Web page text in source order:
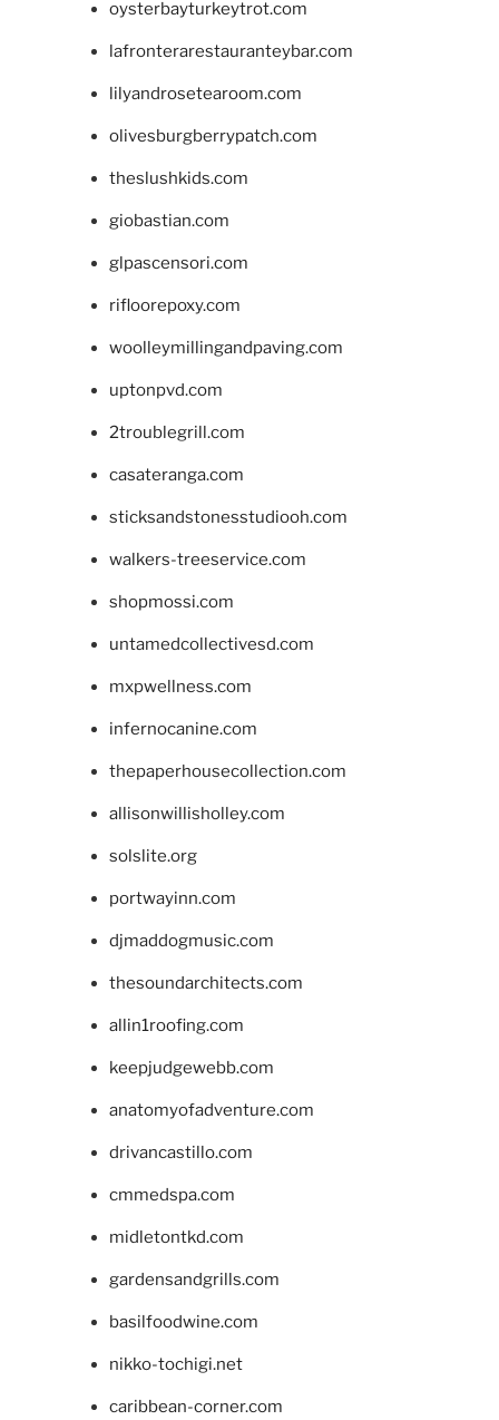
oysterbayturkeytrot.com
lafronterarestauranteybar.com
lilyandrosetearoom.com
olivesburgberrypatch.com
theslushkids.com
giobastian.com
glpascensori.com
rifloorepoxy.com
woolleymillingandpaving.com
uptonpvd.com
2troublegrill.com
casateranga.com
sticksandstonesstudiooh.com
walkers-treeservice.com
shopmossi.com
untamedcollectivesd.com
mxpwellness.com
infernocanine.com
thepaperhousecollection.com
allisonwillisholley.com
solslite.org
portwayinn.com
djmaddogmusic.com
thesoundarchitects.com
allin1roofing.com
keepjudgewebb.com
anatomyofadventure.com
drivancastillo.com
cmmedspa.com
midletontkd.com
gardensandgrills.com
basilfoodwine.com
nikko-tochigi.net
caribbean-corner.com